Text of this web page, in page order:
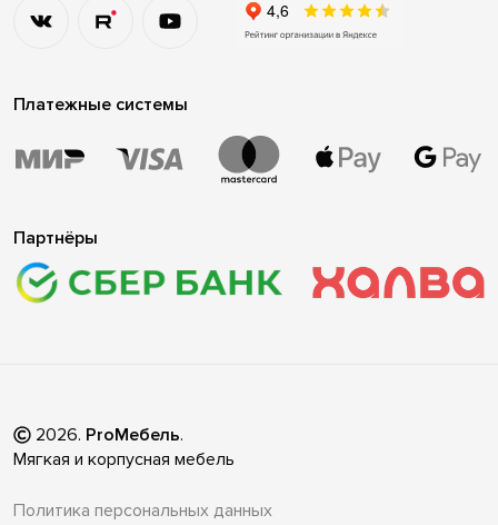
Платежные системы
Партнёры
2026. ProМебель.
Мягкая и корпусная мебель
Политика персональных данных